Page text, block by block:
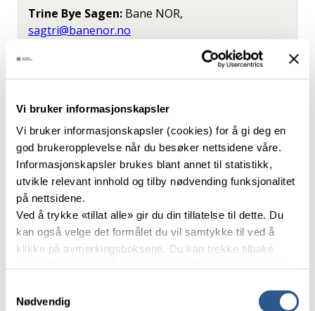
Vi bruker informasjonskapsler
Vi bruker informasjonskapsler (cookies) for å gi deg en
god brukeropplevelse når du besøker nettsidene våre.
Informasjonskapsler brukes blant annet til statistikk,
utvikle relevant innhold og tilby nødvending funksjonalitet
på nettsidene.
Ved å trykke «tillat alle» gir du din tillatelse til dette. Du
kan også velge det formålet du vil samtykke til ved å
klikke på avmerkingsboksene. Du kan trekke tilbake
Nødvendig
Trine Bye Sagen: Bane NOR,
sagtri@banenor.no
Lignende oppgaver
Feltmålinger og numerisk
simulering av forløp av
lufttemperatur i
jernbanetunneler